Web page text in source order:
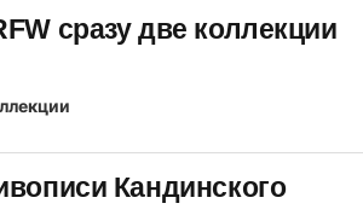
сразу две коллекции
Кандинского